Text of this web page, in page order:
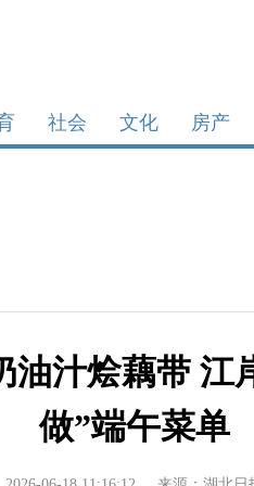
社会 文化 房产
油汁烩藕带 江
做”端午菜单